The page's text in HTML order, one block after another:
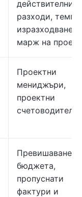
действителни
разходи, темп
изразходване,
марж на проект
Проектни
мениджъри,
проектни
счетоводители
Превишаване
бюджета,
пропуснати
фактури и